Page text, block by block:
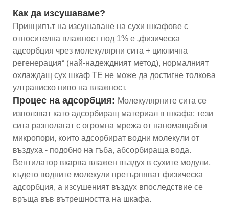
Как да изсушаваме?
Принципът на изсушаване на сухи шкафове с
относителна влажност под 1% е „физическа
адсорбция чрез молекулярни сита + циклична
регенерация“ (най-надеждният метод), нормалният
охлаждащ сух шкаф TE не може да достигне толкова
ултраниско ниво на влажност.
Процес на адсорбция: Молекулярните сита се
използват като адсорбиращ материал в шкафа; тези
сита разполагат с огромна мрежа от наномащабни
микропори, които адсорбират водни молекули от
въздуха - подобно на гъба, абсорбираща вода.
Вентилатор вкарва влажен въздух в сухите модули,
където водните молекули претърпяват физическа
адсорбция, а изсушеният въздух впоследствие се
връща във вътрешността на шкафа.